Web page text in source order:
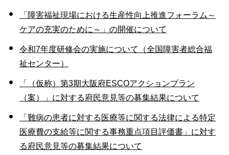
「障害福祉現場における生産性向上推進フォーラム～
ケアの充実のために～」の開催について
令和7年度研修会の実施について（全国障害者総合福
祉センター）
「（仮称）第3期大阪府ESCOアクションプラン
（案）」に対する府民意見等の募集結果について
「難病の患者に対する医療等に関する法律による特定
医療費の支給等に関する事務重点項目評価書」に対す
る府民意見等の募集結果について